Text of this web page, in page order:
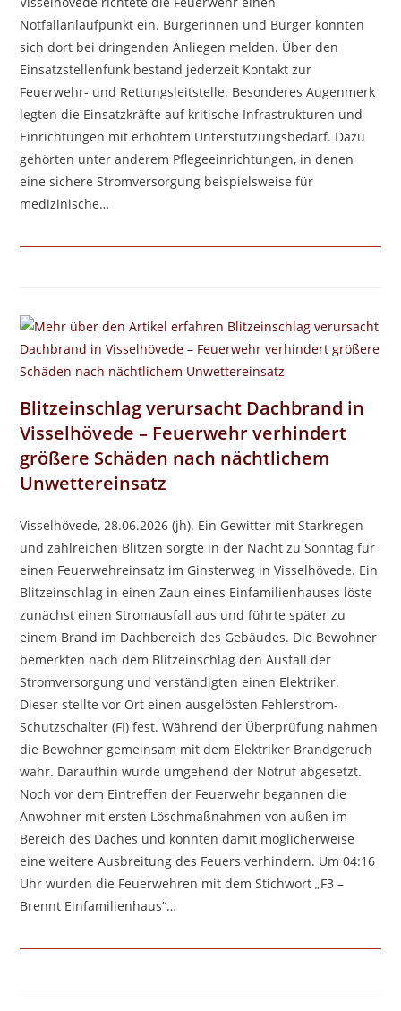
Notfallanlaufpunkt ein. Bürgerinnen und Bürger konnten
sich dort bei dringenden Anliegen melden. Über den
Einsatzstellenfunk bestand jederzeit Kontakt zur
Feuerwehr- und Rettungsleitstelle. Besonderes Augenmerk
legten die Einsatzkräfte auf kritische Infrastrukturen und
Einrichtungen mit erhöhtem Unterstützungsbedarf. Dazu
gehörten unter anderem Pflegeeinrichtungen, in denen
eine sichere Stromversorgung beispielsweise für
medizinische…
Blitzeinschlag verursacht Dachbrand in
Visselhövede – Feuerwehr verhindert
größere Schäden nach nächtlichem
Unwettereinsatz
Visselhövede, 28.06.2026 (jh). Ein Gewitter mit Starkregen
und zahlreichen Blitzen sorgte in der Nacht zu Sonntag für
einen Feuerwehreinsatz im Ginsterweg in Visselhövede. Ein
Blitzeinschlag in einen Zaun eines Einfamilienhauses löste
zunächst einen Stromausfall aus und führte später zu
einem Brand im Dachbereich des Gebäudes. Die Bewohner
bemerkten nach dem Blitzeinschlag den Ausfall der
Stromversorgung und verständigten einen Elektriker.
Dieser stellte vor Ort einen ausgelösten Fehlerstrom-
Schutzschalter (FI) fest. Während der Überprüfung nahmen
die Bewohner gemeinsam mit dem Elektriker Brandgeruch
wahr. Daraufhin wurde umgehend der Notruf abgesetzt.
Noch vor dem Eintreffen der Feuerwehr begannen die
Anwohner mit ersten Löschmaßnahmen von außen im
Bereich des Daches und konnten damit möglicherweise
eine weitere Ausbreitung des Feuers verhindern. Um 04:16
Uhr wurden die Feuerwehren mit dem Stichwort „F3 –
Brennt Einfamilienhaus“…